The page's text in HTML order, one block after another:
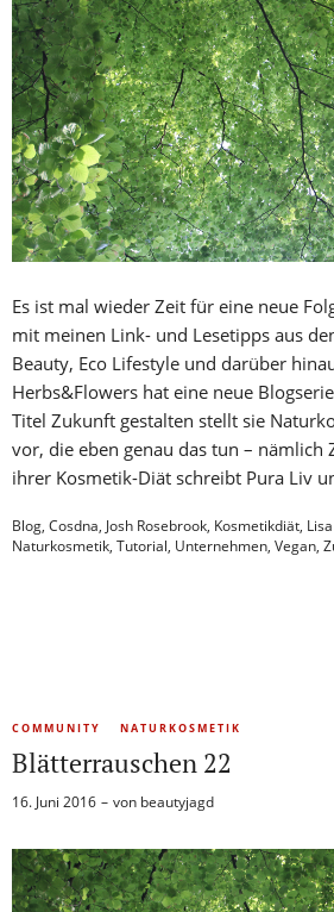
Es ist mal wieder Zeit für eine neue
mit meinen Link- und Lesetipps aus
Beauty, Eco Lifestyle und darüber
Herbs&Flowers hat eine neue
Titel Zukunft gestalten stellt sie
vor, die eben genau das tun – nämlich
ihrer Kosmetik-Diät schreibt Pura Liv
Blog, Cosdna, Josh Rosebrook, Kosmetikdiät,
Naturkosmetik, Tutorial, Unternehmen, Vegan,
COMMUNITY NATURKOSMETIK
Blätterrauschen 22
16. Juni 2016 von beautyjagd